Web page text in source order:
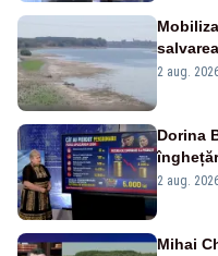
va
2 aug.
Dorina
2 aug.
Mihai